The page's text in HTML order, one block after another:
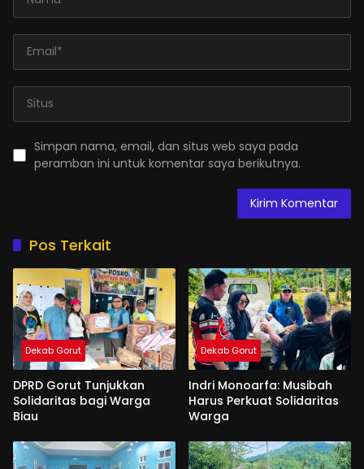
Simpan nama, email, dan situs web saya pada
peramban ini untuk komentar saya berikutnya.
Pos Terkait
Dekab Gorut
DPRD Gorut Tunjukkan
Solidaritas bagi Warga
Biau
Dekab Gorut
Indri Monoarfa: Musibah
Harus Perkuat Solidaritas
Warga